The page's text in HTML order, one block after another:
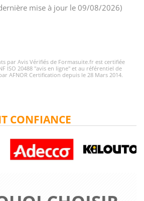
mise à jour le 09/08/2026)
par Avis Vérifiés de Formasuite.fr est certifiée
ISO 20488 "avis en ligne" et au référentiel de
AFNOR Certification depuis le 28 Mars 2014.
CONFIANCE